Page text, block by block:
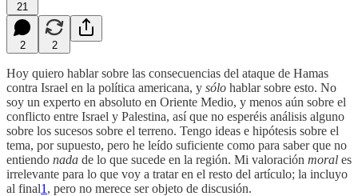
21
2 2
Hoy quiero hablar sobre las consecuencias del ataque de Hamas
contra Israel en la política americana, y sólo hablar sobre esto. No
soy un experto en absoluto en Oriente Medio, y menos aún sobre el
conflicto entre Israel y Palestina, así que no esperéis análisis alguno
sobre los sucesos sobre el terreno. Tengo ideas e hipótesis sobre el
tema, por supuesto, pero he leído suficiente como para saber que no
entiendo nada de lo que sucede en la región. Mi valoración moral es
irrelevante para lo que voy a tratar en el resto del artículo; la incluyo
al final1 , pero no merece ser objeto de discusión.